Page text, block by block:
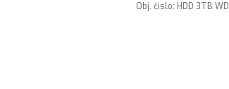
Obj. čislo: HDD 3TB WD